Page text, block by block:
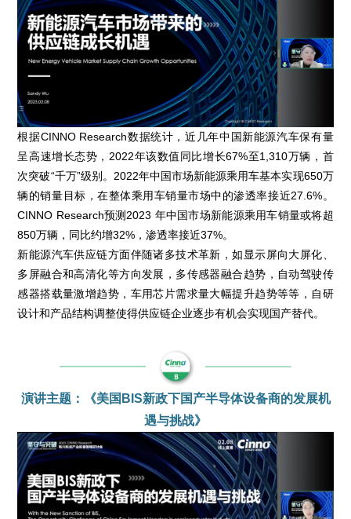
根据CINNO Research数据统计，近几年中国新能源汽车保有量
呈高速增长态势，2022年该数值同比增长67%至1,310万辆，首
次突破“千万”级别。2022年中国市场新能源乘用车基本实现650万
辆的销量目标，在整体乘用车销量市场中的渗透率接近27.6%。
CINNO Research预测2023 年中国市场新能源乘用车销量或将超
850万辆，同比约增32%，渗透率接近37%。
新能源汽车供应链方面伴随诸多技术革新，如显示屏向大屏化、
多屏融合和高清化等方向发展，多传感器融合趋势，自动驾驶传
感器搭载量激增趋势，车用芯片需求量大幅提升趋势等等，自研
设计和产品结构调整使得供应链企业逐步有机会实现国产替代。
演讲主题：《美国BIS新政下国产半导体设备商的发展机
遇与挑战》